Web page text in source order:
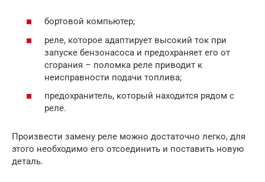
бортовой компьютер;
реле, которое адаптирует высокий ток при
запуске бензонасоса и предохраняет его от
сгорания – поломка реле приводит к
неисправности подачи топлива;
предохранитель, который находится рядом с
реле.
Произвести замену реле можно достаточно легко, для
этого необходимо его отсоединить и поставить новую
деталь.